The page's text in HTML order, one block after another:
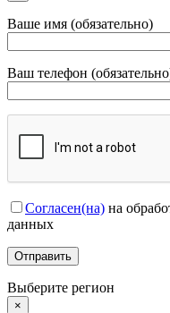
Ваше имя (обязательно)
Ваш телефон
Согласен(на) на
данных
Выберите регион
×